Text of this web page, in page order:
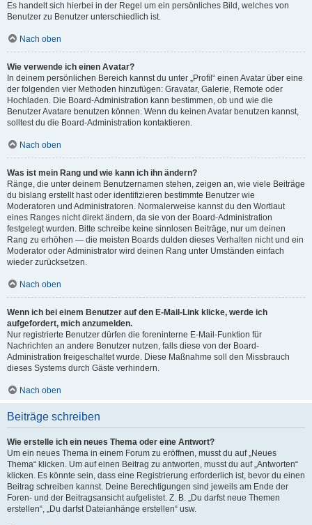
Es handelt sich hierbei in der Regel um ein persönliches Bild, welches von
Benutzer zu Benutzer unterschiedlich ist.
Nach oben
Wie verwende ich einen Avatar?
In deinem persönlichen Bereich kannst du unter „Profil“ einen Avatar über eine
der folgenden vier Methoden hinzufügen: Gravatar, Galerie, Remote oder
Hochladen. Die Board-Administration kann bestimmen, ob und wie die
Benutzer Avatare benutzen können. Wenn du keinen Avatar benutzen kannst,
solltest du die Board-Administration kontaktieren.
Nach oben
Was ist mein Rang und wie kann ich ihn ändern?
Ränge, die unter deinem Benutzernamen stehen, zeigen an, wie viele Beiträge
du bislang erstellt hast oder identifizieren bestimmte Benutzer wie
Moderatoren und Administratoren. Normalerweise kannst du den Wortlaut
eines Ranges nicht direkt ändern, da sie von der Board-Administration
festgelegt wurden. Bitte schreibe keine sinnlosen Beiträge, nur um deinen
Rang zu erhöhen — die meisten Boards dulden dieses Verhalten nicht und ein
Moderator oder Administrator wird deinen Rang unter Umständen einfach
wieder zurücksetzen.
Nach oben
Wenn ich bei einem Benutzer auf den E-Mail-Link klicke, werde ich
aufgefordert, mich anzumelden.
Nur registrierte Benutzer dürfen die foreninterne E-Mail-Funktion für
Nachrichten an andere Benutzer nutzen, falls diese von der Board-
Administration freigeschaltet wurde. Diese Maßnahme soll den Missbrauch
dieses Systems durch Gäste verhindern.
Nach oben
Beiträge schreiben
Wie erstelle ich ein neues Thema oder eine Antwort?
Um ein neues Thema in einem Forum zu eröffnen, musst du auf „Neues
Thema“ klicken. Um auf einen Beitrag zu antworten, musst du auf „Antworten“
klicken. Es könnte sein, dass eine Registrierung erforderlich ist, bevor du einen
Beitrag schreiben kannst. Deine Berechtigungen sind jeweils am Ende der
Foren- und der Beitragsansicht aufgelistet. Z. B. „Du darfst neue Themen
erstellen“, „Du darfst Dateianhänge erstellen“ usw.